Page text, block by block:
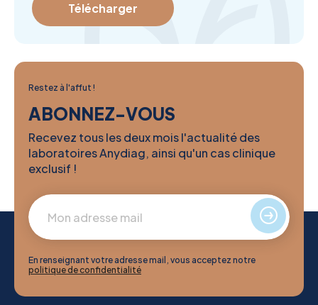
Télécharger
Restez à l'affut !
ABONNEZ-VOUS
Recevez tous les deux mois l'actualité des
laboratoires Anydiag, ainsi qu'un cas clinique
exclusif !
En renseignant votre adresse mail, vous acceptez notre
politique de confidentialité